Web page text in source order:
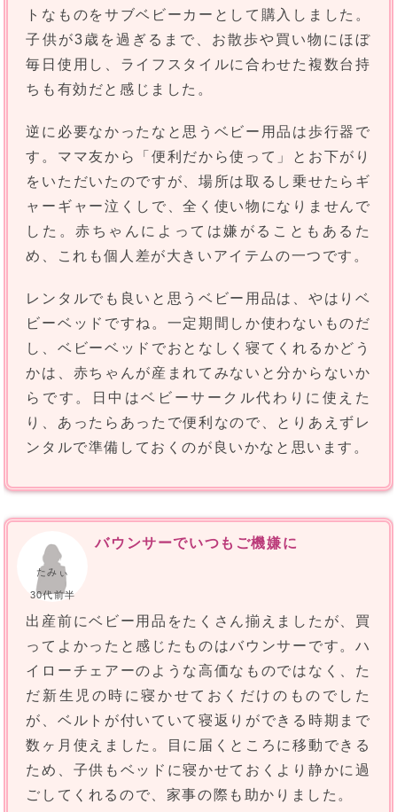
トなものをサブベビーカーとして購入しました。
子供が3歳を過ぎるまで、お散歩や買い物にほぼ
毎日使用し、ライフスタイルに合わせた複数台持
ちも有効だと感じました。
逆に必要なかったなと思うベビー用品は歩行器で
す。ママ友から「便利だから使って」とお下がり
をいただいたのですが、場所は取るし乗せたらギ
ャーギャー泣くしで、全く使い物になりませんで
した。赤ちゃんによっては嫌がることもあるた
め、これも個人差が大きいアイテムの一つです。
レンタルでも良いと思うベビー用品は、やはりベ
ビーベッドですね。一定期間しか使わないものだ
し、ベビーベッドでおとなしく寝てくれるかどう
かは、赤ちゃんが産まれてみないと分からないか
らです。日中はベビーサークル代わりに使えた
り、あったらあったで便利なので、とりあえずレ
ンタルで準備しておくのが良いかなと思います。
たみぃ
30代前半
バウンサーでいつもご機嫌に
出産前にベビー用品をたくさん揃えましたが、買
ってよかったと感じたものはバウンサーです。ハ
イローチェアーのような高価なものではなく、た
だ新生児の時に寝かせておくだけのものでした
が、ベルトが付いていて寝返りができる時期まで
数ヶ月使えました。目に届くところに移動できる
ため、子供もベッドに寝かせておくより静かに過
ごしてくれるので、家事の際も助かりました。